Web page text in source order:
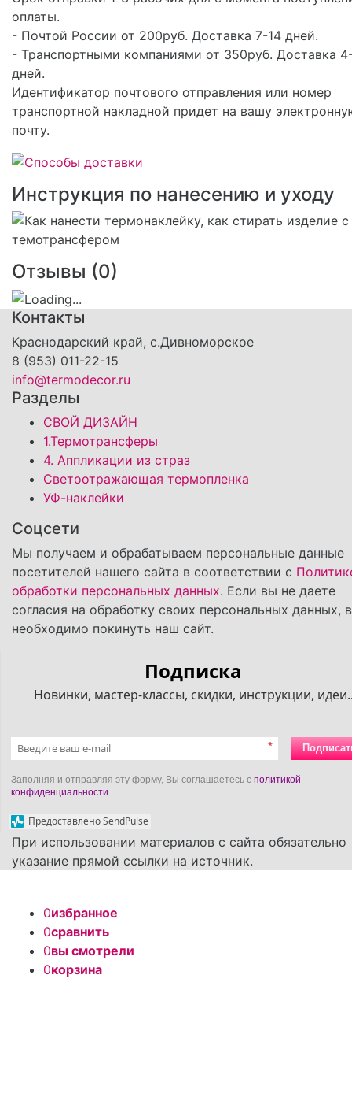
оплаты.
- Почтой России от 200руб. Доставка 7-14 дней.
- Транспортными компаниями от 350руб. Доставка
дней.
Идентификатор почтового отправления или номер
транспортной накладной придет на вашу
почту.
Инструкция по нанесению и уходу
Отзывы (0)
Контакты
Краснодарский край, с.Дивноморское
8 (953) 011-22-15
info@termodecor.ru
Разделы
СВОЙ ДИЗАЙН
1.Термотрансферы
4. Аппликации из страз
Светоотражающая термопленка
УФ-наклейки
Соцсети
Мы получаем и обрабатываем персональные данные
посетителей нашего сайта в соответствии с
обработки персональных данных. Если вы не даете
согласия на обработку своих персональных данных,
необходимо покинуть наш сайт.
Подписка
Новинки, мастер-классы, скидки, инструкции,
*
Заполняя и отправляя эту форму, Вы соглашаетесь с политикой
конфиденциальности
Предоставлено SendPulse
При использовании материалов с сайта обязательно
указание прямой ссылки на источник.
0избранное
0сравнить
0вы смотрели
0корзина